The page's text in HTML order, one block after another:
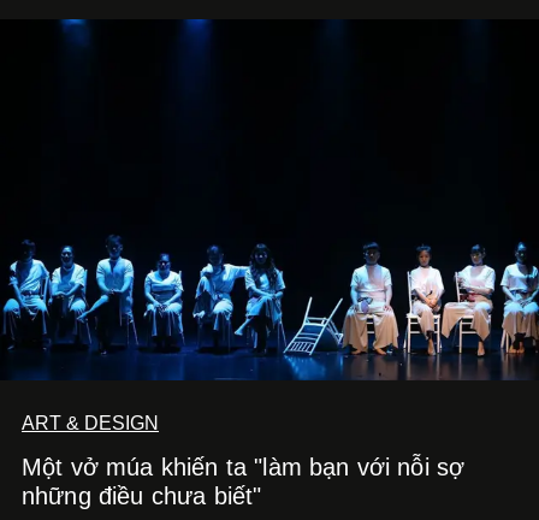
ART & DESIGN
Một vở múa khiến ta "làm bạn với nỗi sợ
những điều chưa biết"